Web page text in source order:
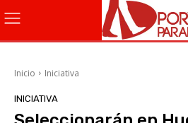
Inicio Iniciativa
INICIATIVA